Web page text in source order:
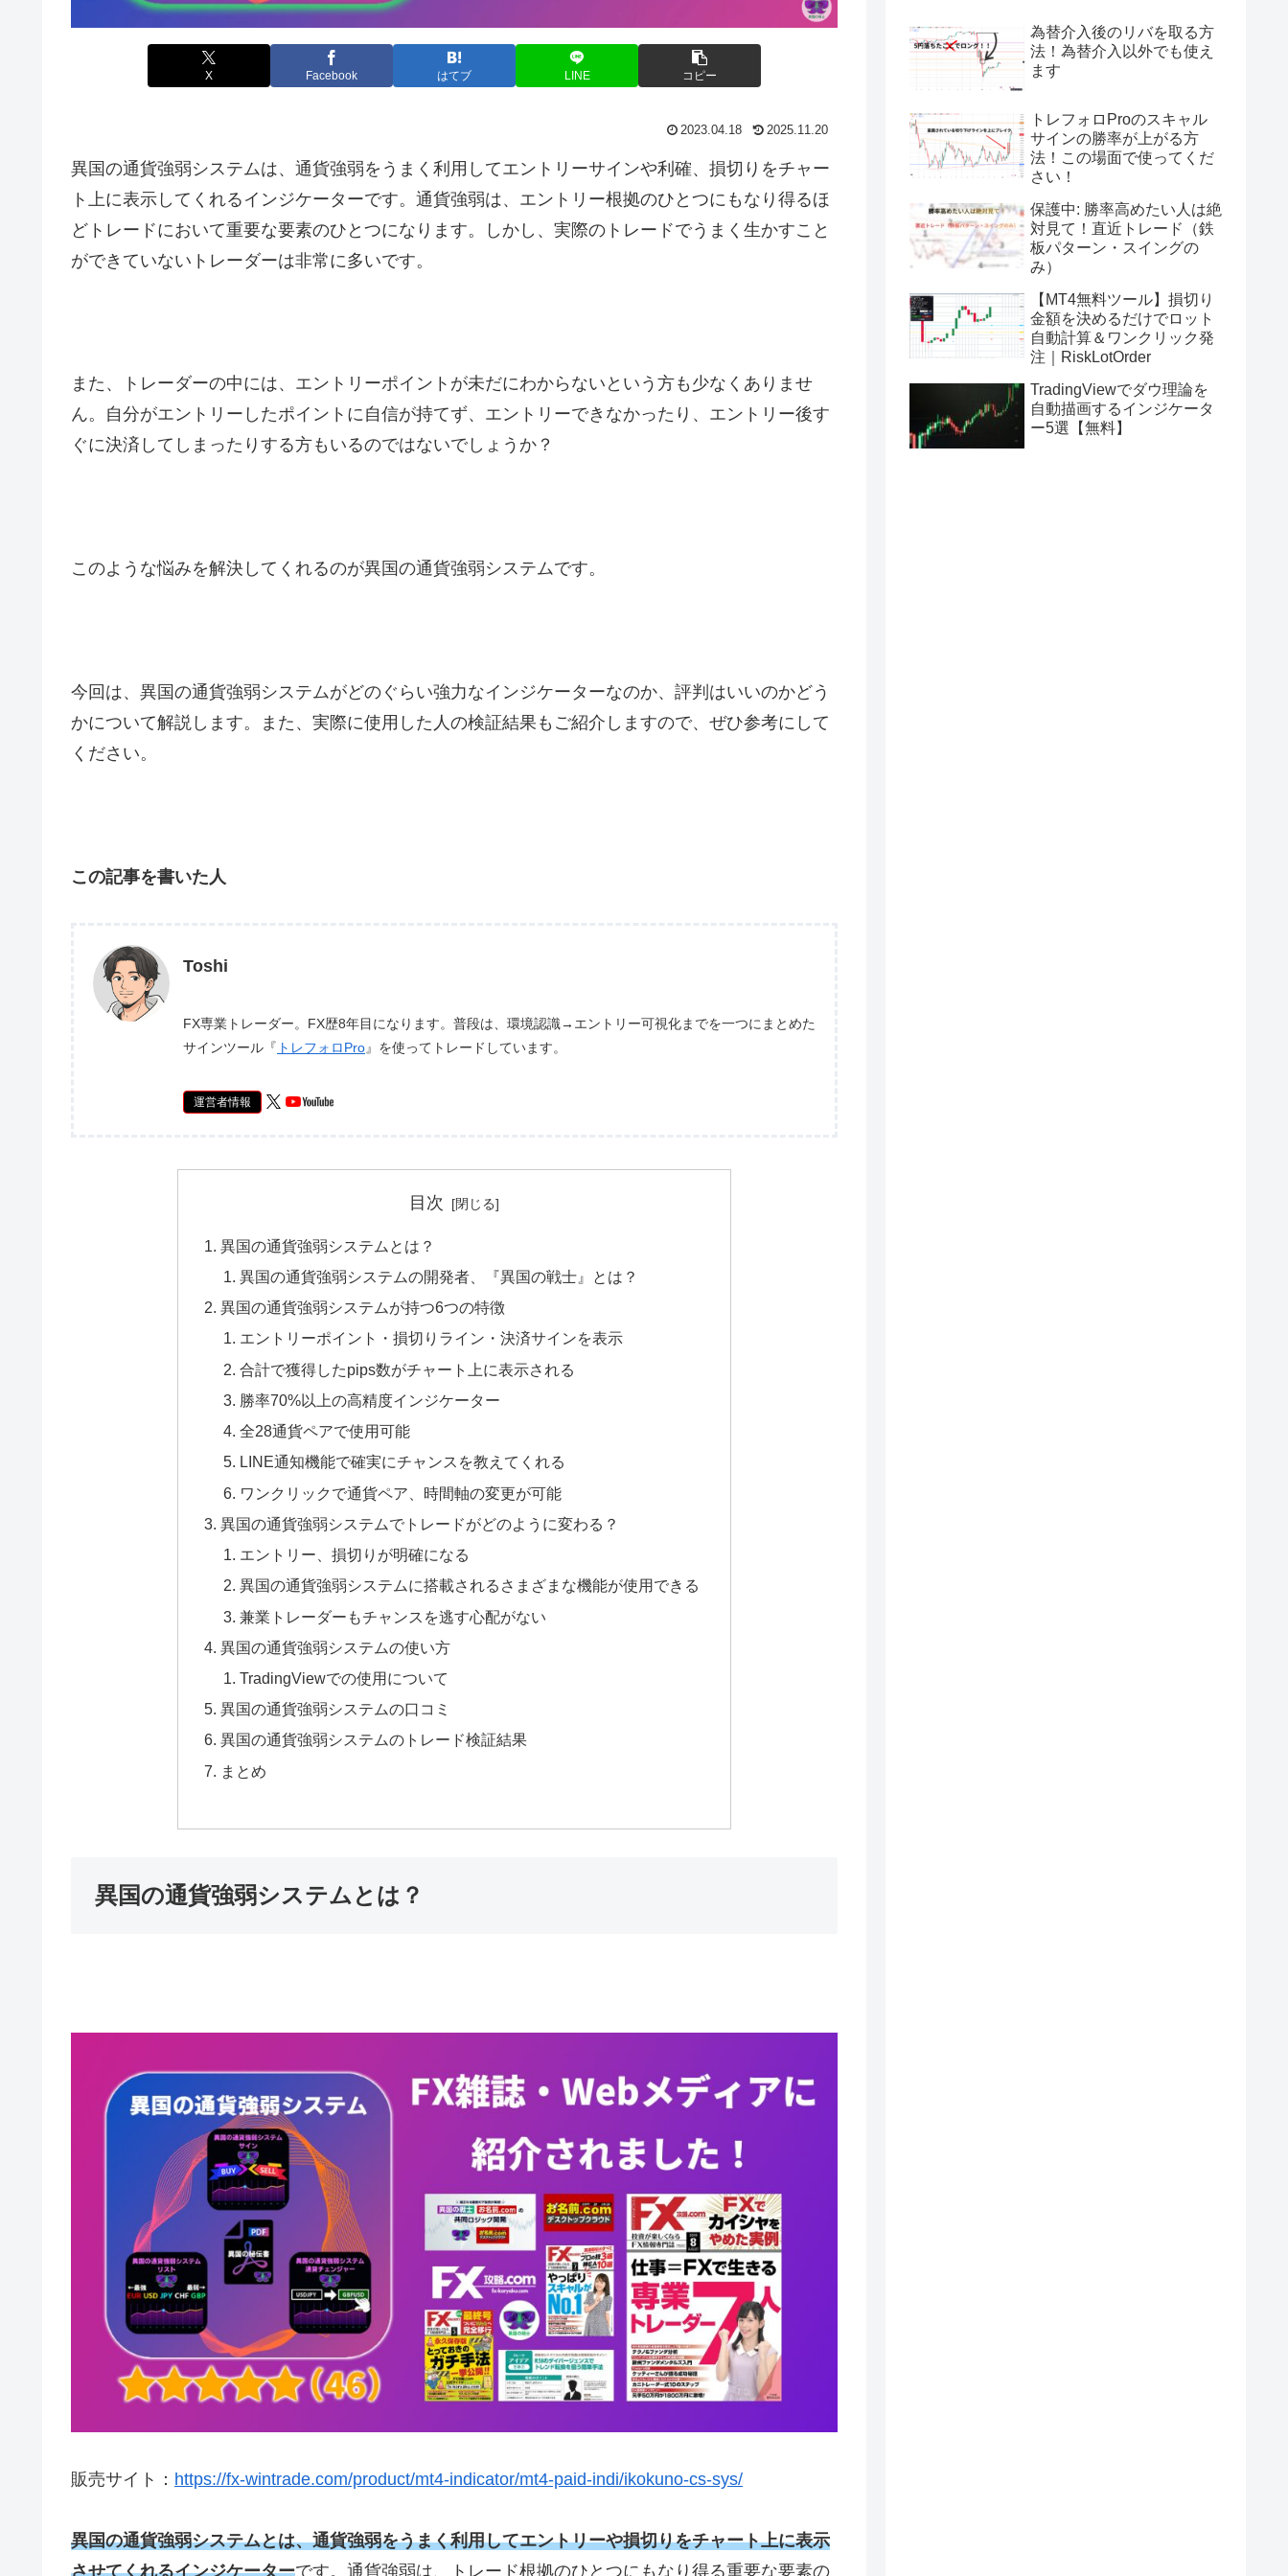
X Facebook はてブ LINE コピー
2023.04.18 2025.11.20
異国の通貨強弱システムは、通貨強弱をうまく利用してエントリーサインや利確、損切りをチャー
ト上に表示してくれるインジケーターです。通貨強弱は、エントリー根拠のひとつにもなり得るほ
どトレードにおいて重要な要素のひとつになります。しかし、実際のトレードでうまく生かすこと
ができていないトレーダーは非常に多いです。
また、トレーダーの中には、エントリーポイントが未だにわからないという方も少なくありませ
ん。自分がエントリーしたポイントに自信が持てず、エントリーできなかったり、エントリー後す
ぐに決済してしまったりする方もいるのではないでしょうか？
このような悩みを解決してくれるのが異国の通貨強弱システムです。
今回は、異国の通貨強弱システムがどのぐらい強力なインジケーターなのか、評判はいいのかどう
かについて解説します。また、実際に使用した人の検証結果もご紹介しますので、ぜひ参考にして
ください。
この記事を書いた人
Toshi
FX専業トレーダー。FX歴8年目になります。普段は、環境認識→エントリー可視化までを一つにまとめた
サインツール『 トレフォロPro』を使ってトレードしています。
運営者情報
目次
異国の通貨強弱システムとは？
異国の通貨強弱システムの開発者、『異国の戦士』とは？
異国の通貨強弱システムが持つ6つの特徴
エントリーポイント・損切りライン・決済サインを表示
合計で獲得したpips数がチャート上に表示される
勝率70%以上の高精度インジケーター
全28通貨ペアで使用可能
LINE通知機能で確実にチャンスを教えてくれる
ワンクリックで通貨ペア、時間軸の変更が可能
異国の通貨強弱システムでトレードがどのように変わる？
エントリー、損切りが明確になる
異国の通貨強弱システムに搭載されるさまざまな機能が使用できる
兼業トレーダーもチャンスを逃す心配がない
異国の通貨強弱システムの使い方
TradingViewでの使用について
異国の通貨強弱システムの口コミ
異国の通貨強弱システムのトレード検証結果
まとめ
異国の通貨強弱システムとは？
販売サイト： https://fx-wintrade.com/product/mt4-indicator/mt4-paid-indi/ikokuno-cs-sys/
異国の通貨強弱システムとは、通貨強弱をうまく利用してエントリーや損切りをチャート上に表示
させてくれるインジケーターです。通貨強弱は、トレード根拠のひとつにもなり得る重要な要素の
為替介入後のリバを取る方
法！為替介入以外でも使え
ます
トレフォロProのスキャル
サインの勝率が上がる方
法！この場面で使ってくだ
さい！
保護中: 勝率高めたい人は絶
対見て！直近トレード（鉄
板パターン・スイングの
み）
【MT4無料ツール】損切り
金額を決めるだけでロット
自動計算＆ワンクリック発
注｜RiskLotOrder
TradingViewでダウ理論を
自動描画するインジケータ
ー5選【無料】